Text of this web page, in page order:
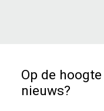
Op de
nieuws?